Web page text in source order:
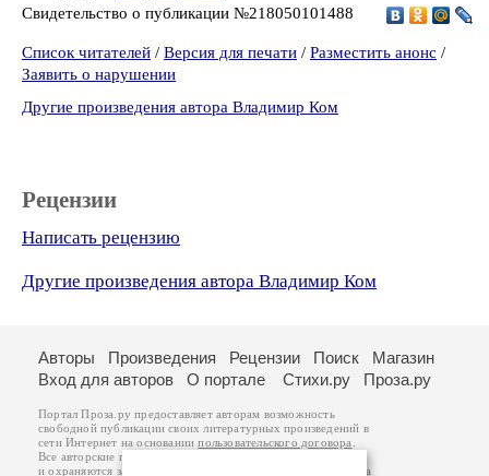
Свидетельство о публикации №218050101488
Список читателей / Версия для печати / Разместить анонс /
Заявить о нарушении
Другие произведения автора Владимир Ком
Рецензии
Написать рецензию
Другие произведения автора Владимир Ком
Авторы Произведения Рецензии Поиск
Магазин
Вход для авторов
О портале Стихи.ру Проза.ру
Портал Проза.ру предоставляет авторам возможность
свободной публикации своих литературных произведений в
сети Интернет на основаниипользовательского договора
Все авторские права на произведения принадлежат авторам
и охраняются законом . Перепечатка произведений возможна